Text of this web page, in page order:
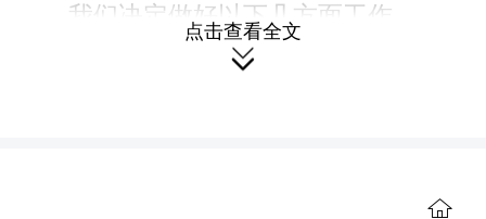
我们决定做好以下几方面工作。
一是巩固双边关系战略稳定。我欢
层次、多维度交流渠道，及时沟通和协
点击查看全文
